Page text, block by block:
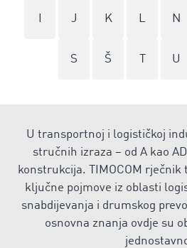
J K L N
S Š U
U transportnoj i logističkoj
stručnih izraza – od A kao
konstrukcija. TIMOCOM
ključne pojmove iz oblasti
snabdijevanja i drumskog
osnovna znanja ovdje su